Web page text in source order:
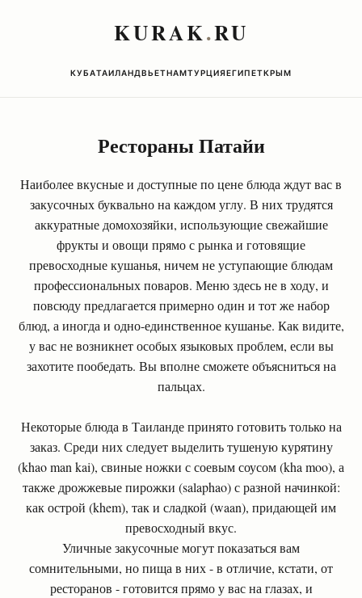
KURAK.RU
КУБАТАИЛАНДВЬЕТНАМТУРЦИЯЕГИПЕТКРЫМ
Рестораны Патайи
Наиболее вкусные и доступные по цене блюда ждут вас в
закусочных буквально на каждом углу. В них трудятся
аккуратные домохозяйки, использующие свежайшие
фрукты и овощи прямо с рынка и готовящие
превосходные кушанья, ничем не уступающие блюдам
профессиональных поваров. Меню здесь не в ходу, и
повсюду предлагается примерно один и тот же набор
блюд, а иногда и одно-единственное кушанье. Как видите,
у вас не возникнет особых языковых проблем, если вы
захотите пообедать. Вы вполне сможете объясниться на
пальцах.
Некоторые блюда в Таиланде принято готовить только на
заказ. Среди них следует выделить тушеную курятину
(khao man kai), свиные ножки с соевым соусом (kha moo), а
также дрожжевые пирожки (salaphao) с разной начинкой:
как острой (khem), так и сладкой (waan), придающей им
превосходный вкус.
Уличные закусочные могут показаться вам
сомнительными, но пища в них - в отличие, кстати, от
ресторанов - готовится прямо у вас на глазах, и